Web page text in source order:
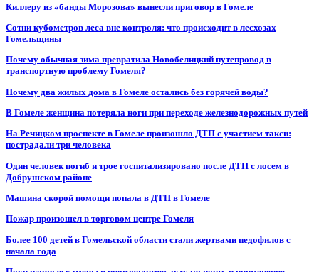
Киллеру из «банды Морозова» вынесли приговор в Гомеле
Сотни кубометров леса вне контроля: что происходит в лесхозах
Гомельщины
Почему обычная зима превратила Новобелицкий путепровод в
транспортную проблему Гомеля?
Почему два жилых дома в Гомеле остались без горячей воды?
В Гомеле женщина потеряла ноги при переходе железнодорожных путей
На Речицком проспекте в Гомеле произошло ДТП с участием такси:
пострадали три человека
Один человек погиб и трое госпитализировано после ДТП с лосем в
Добрушском районе
Машина скорой помощи попала в ДТП в Гомеле
Пожар произошел в торговом центре Гомеля
Более 100 детей в Гомельской области стали жертвами педофилов с
начала года